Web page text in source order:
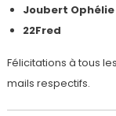
Joubert Ophélie
22Fred
Félicitations à tous
mails respectifs.